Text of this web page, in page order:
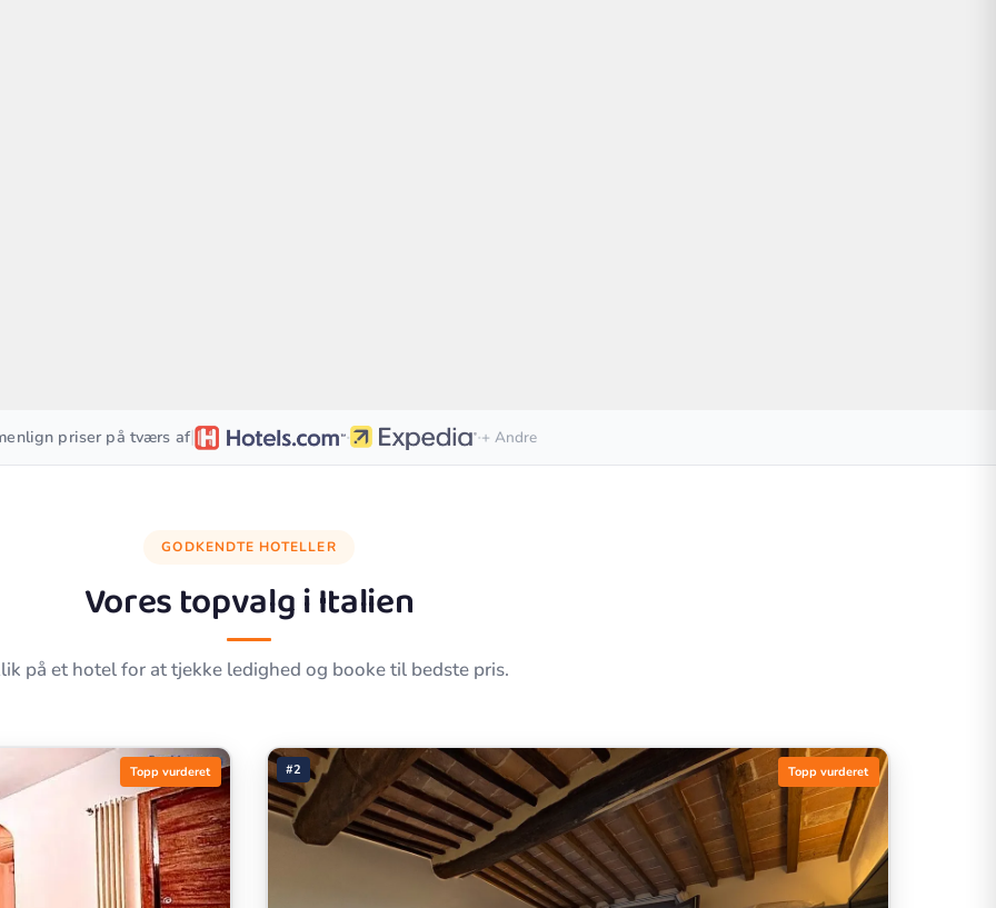
priser på tværs af| · ·+ Andre
GODKENDTE HOTELLER
Vores topvalg iItalien
på et hotel for at tjekke ledighed og booke til bedste pris.
Topp vurderet #2 Topp vurderet